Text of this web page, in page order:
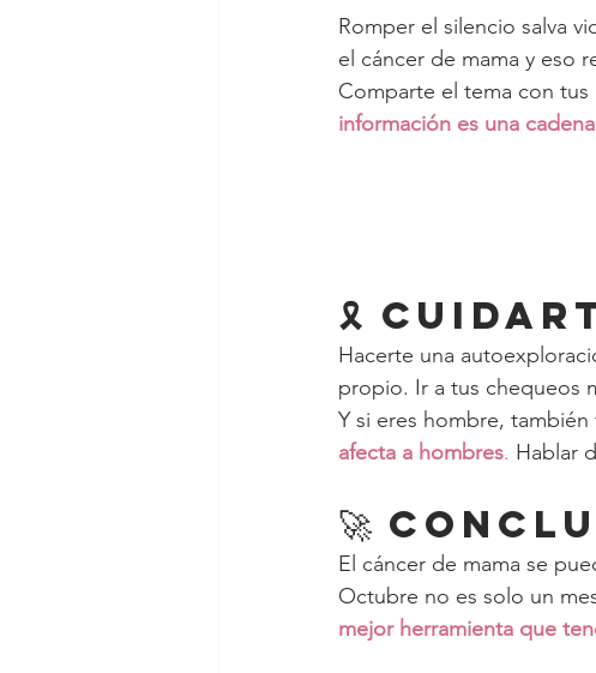
Romper el silencio salva
el cáncer de mama y eso
Comparte el tema con tus
información es una
🎗️
Hacerte una
propio. Ir a tus chequeos
Y si eres hombre,
afecta a hombres. Hablar
🚀
El cáncer de mama se
Octubre no es solo un
mejor herramienta que